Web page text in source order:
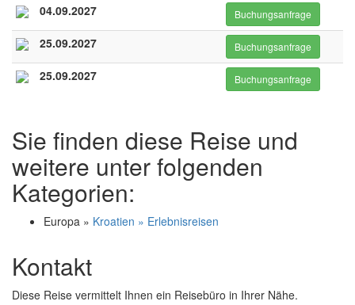
04.09.2027 Buchungsanfrage
25.09.2027 Buchungsanfrage
25.09.2027 Buchungsanfrage
Sie finden diese Reise und
weitere unter folgenden
Kategorien:
Europa » Kroatien » Erlebnisreisen
Kontakt
Diese Reise vermittelt Ihnen ein Reisebüro in Ihrer Nähe.